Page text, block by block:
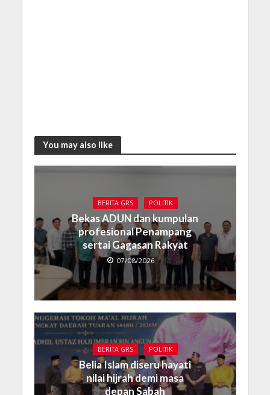
You may also like
BERITA GRS POLITIK
Bekas ADUN dan kumpulan
profesional Penampang
sertai Gagasan Rakyat
07/08/2026
BERITA GRS POLITIK
Belia Islam diseru hayati
nilai hijrah demi masa
depan Sabah